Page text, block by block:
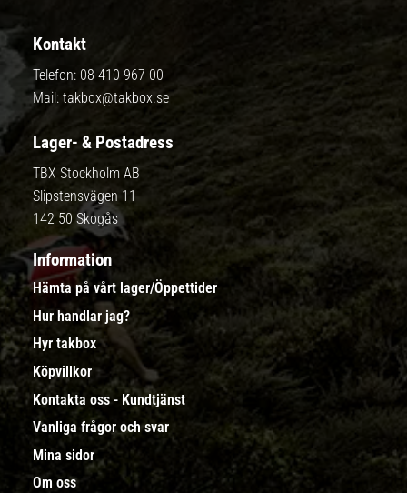
Kontakt
Telefon: 08-410 967 00
Mail: takbox@takbox.se
Lager- & Postadress
TBX Stockholm AB
Slipstensvägen 11
142 50 Skogås
Information
Hämta på vårt lager/Öppettider
Hur handlar jag?
Hyr takbox
Köpvillkor
Kontakta oss - Kundtjänst
Vanliga frågor och svar
Mina sidor
Om oss